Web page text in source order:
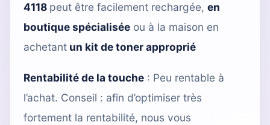
4118 peut être facilement rechargée, en
boutique spécialisée ou à la maison en
achetant un kit de toner approprié
Rentabilité de la touche : Peu rentable à
l’achat. Conseil : afin d’optimiser très
fortement la rentabilité, nous vous